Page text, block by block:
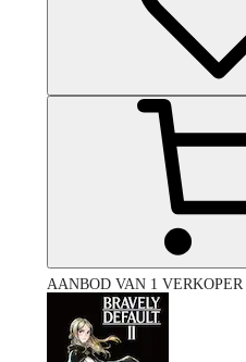
AANBOD VAN 1 VERKOPER